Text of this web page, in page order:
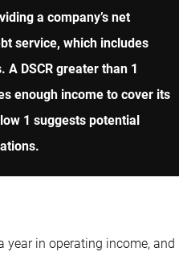
a company’s net
service, which includes
DSCR greater than 1
enough income to cover its
1 suggests potential
year in operating income, and